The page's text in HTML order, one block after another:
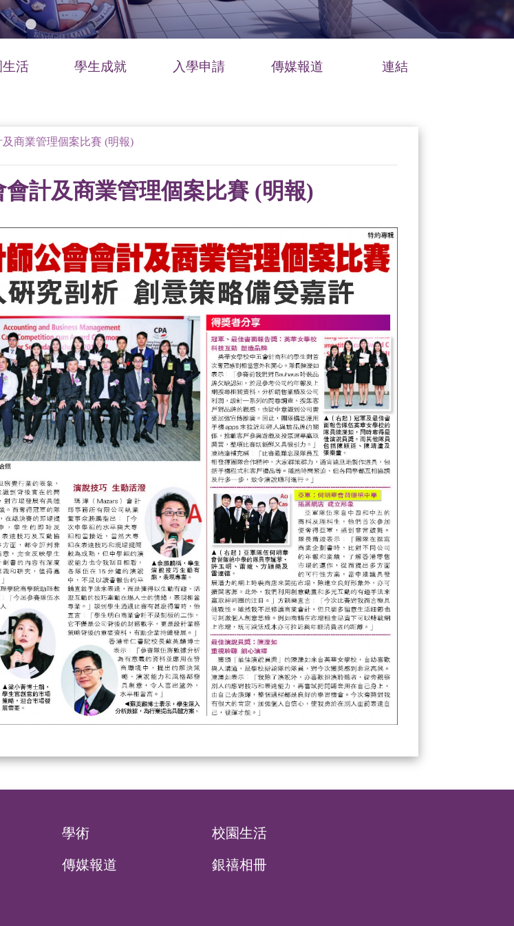
活 學生成就 入學申請 傳媒報道 連結
商業管理個案比賽 (明報)
會計及商業管理個案比賽 (明報)
學術
校園生活
傳媒報道
銀禧相冊